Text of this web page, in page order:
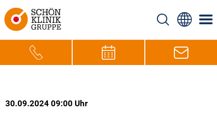
30.09.2024 09:00 Uhr